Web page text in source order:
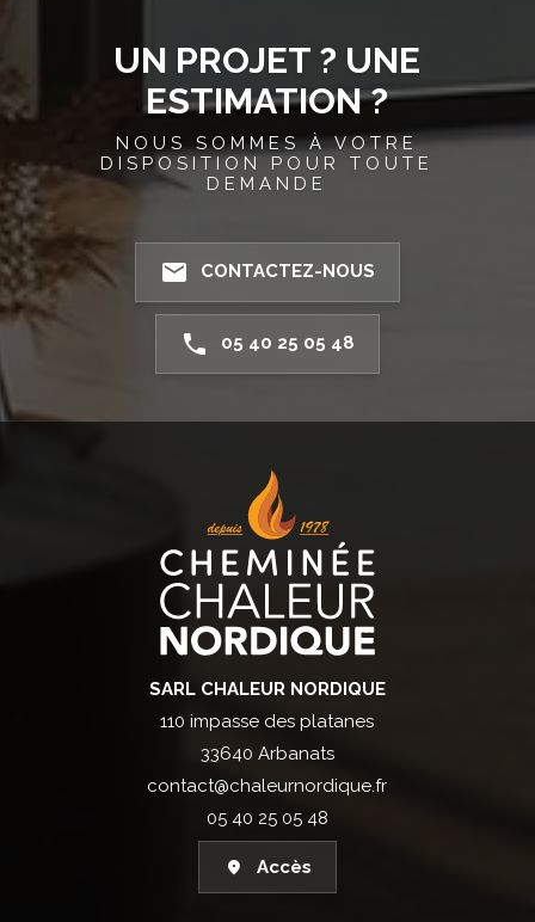
UN PROJET ? UNE
ESTIMATION ?
NOUS SOMMES À VOTRE
DISPOSITION POUR TOUTE
DEMANDE
email CONTACTEZ-NOUS
phone 05 40 25 05 48
SARL CHALEUR NORDIQUE
110 impasse des platanes
33640 Arbanats
contact@chaleurnordique.fr
05 40 25 05 48
Accès